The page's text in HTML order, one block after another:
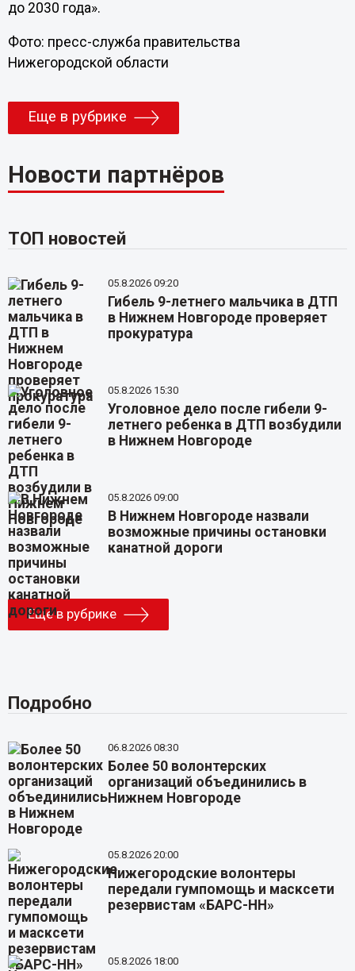
до 2030 года».
Фото: пресс-служба правительства
Нижегородской области
Еще в рубрике
Новости партнёров
ТОП новостей
05.8.2026 09:20
Гибель 9-летнего мальчика в ДТП
в Нижнем Новгороде проверяет
прокуратура
05.8.2026 15:30
Уголовное дело после гибели 9-
летнего ребенка в ДТП возбудили
в Нижнем Новгороде
05.8.2026 09:00
В Нижнем Новгороде назвали
возможные причины остановки
канатной дороги
Еще в рубрике
Подробно
06.8.2026 08:30
Более 50 волонтерских
организаций объединились в
Нижнем Новгороде
05.8.2026 20:00
Нижегородские волонтеры
передали гумпомощь и масксети
резервистам «БАРС-НН»
05.8.2026 18:00